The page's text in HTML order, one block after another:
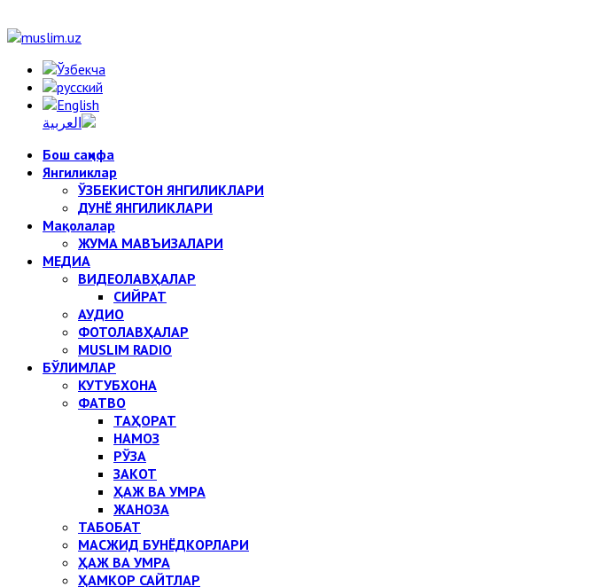
Бош саҳифа
Янгиликлар
ЎЗБЕКИСТОН ЯНГИЛИКЛАРИ
ДУНЁ ЯНГИЛИКЛАРИ
Мақолалар
ЖУМА МАВЪИЗАЛАРИ
МЕДИА
ВИДЕОЛАВҲАЛАР
СИЙРАТ
АУДИО
ФОТОЛАВҲАЛАР
MUSLIM RADIO
БЎЛИМЛАР
КУТУБХОНА
ФАТВО
ТАҲОРАТ
НАМОЗ
РЎЗА
ЗАКОТ
ҲАЖ ВА УМРА
ЖАНОЗА
ТАБОБАТ
МАСЖИД БУНЁДКОРЛАРИ
ҲАЖ ВА УМРА
ҲАМКОР САЙТЛАР